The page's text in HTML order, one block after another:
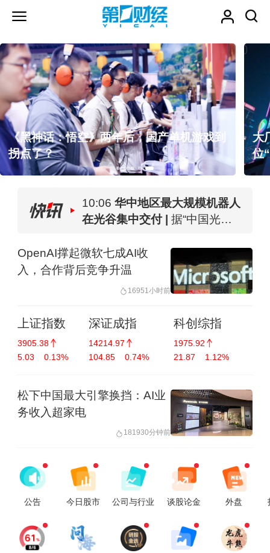
大厂AI人才争夺战：秋招提前至盛夏，有岗
位“薪酬不设上限”
10:06华中地区最大规模机器人
在光谷集中交付 | 据“中国光
午，近百台工业巡检机器人在
湖北人形机器人创新中心交
付，它们将在武汉、上海、无
这批交付的机器人由
不属于刚果（金）禁止出口的
产品 |据中证金牛座，8月6
日，有市场消息称，刚果
决定彻底禁止铜精矿与钴精矿
的出口。对此，8月7日，紫金
矿业方面回应记者称，公司旗
10:03 现货白银上涨1% |现货
白银日内涨幅达1%，现报
应 |北京市防汛办发布消息，北
京市8月7日9时发布暴雨蓝色预
警信号，并启动防汛四级应急
10:00我国牵头修订的黑色金属
材料热处理基础领域国际标准
的热处理基础国际标准《黑色
金属材料—热处理—术语》。
该标准由我国专家担任工作组
日本、芬
累计涨幅达33.1%。（AI生成）
09:57
稀土永磁板块异动拉升 |
中国稀土涨停，中科磁业涨
14.52%，有研新材涨8.45%，
土涨超5%。（AI生成）
空间智能技术公司
资 |
据点石资本消息，近日，空
间智能技术公司Ommo
Technologies宣布完成数千万
鼎珮集团（VMS Group）与知
名基金联合领
10:07
河南省政协港澳台侨和外
事委员会原副主任张春香接受
审查调查 |据河南省纪委监委消
事委员会原副主任张春香涉嫌
严重违纪违法，目前正接受河
10:07哥伦比亚新任总统将于今
新任总统德拉埃斯普列亚将于
当地时间7日就职。德拉埃斯普
OpenAI撑起微软七成AI收
入，合作背后竞争升温
16951小时前
上证指数
3905.38
5.03
0.13%
深证成指
14214.97
104.85
0.74%
科创综指
1975.92
21.87
1.12%
松下中国最大引擎换挡：AI业
务收入超家电
181930分钟前
公告 今日股市 公司与行业 谈股论金 外盘